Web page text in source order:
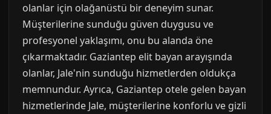
olanlar için olağanüstü bir deneyim sunar.
Müşterilerine sunduğu güven duygusu ve
profesyonel yaklaşımı, onu bu alanda öne
çıkarmaktadır. Gaziantep elit bayan arayışında
olanlar, Jale'nin sunduğu hizmetlerden oldukça
memnundur. Ayrıca, Gaziantep otele gelen bayan
hizmetlerinde Jale, müşterilerine konforlu ve gizli